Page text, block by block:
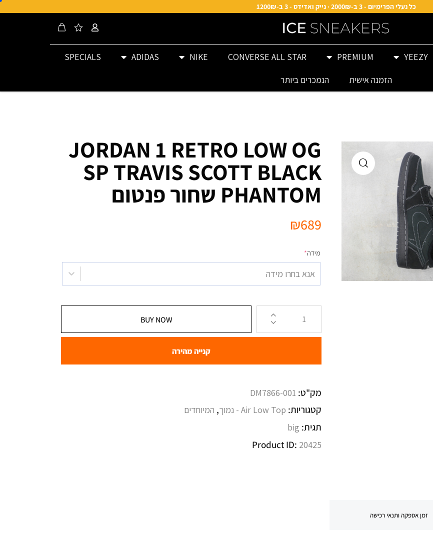
כל נעלי הפרימיום - 3 ב-2000₪ · נייק ואדידס - 3 ב-1200₪
YEEZY
PREMIUM
CONVERSE ALL STAR
NIKE
ADIDAS
SPECIALS
הזמנה אישית
הנמכרים ביותר
JORDAN 1 RETRO LOW OG
SP TRAVIS SCOTT BLACK
PHANTOM שחור פנטום
₪689
מידה*
אנא בחרו מידה
BUY NOW
קנייה מהירה
מק"ט: DM7866-001
קטגוריות: Air Low Top - נמוך , המיוחדים
תגית: big
Product ID: 20425
זמן אספקה ותנאי רכישה